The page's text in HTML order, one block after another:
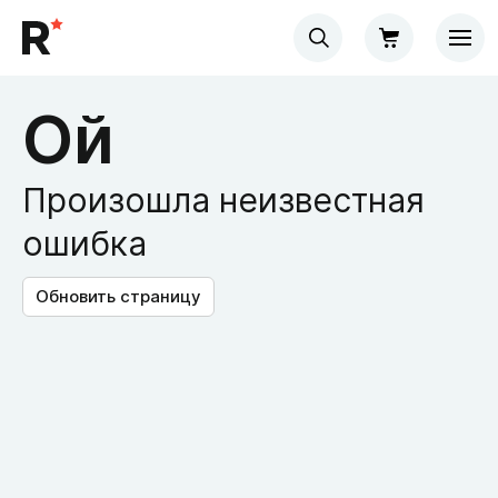
Ой
Произошла неизвестная
ошибка
Обновить страницу